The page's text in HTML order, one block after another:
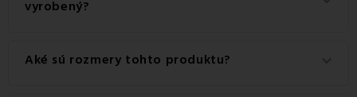
g/m2.
vyrobený?
Tento produkt je vyrobený z kvalitného materiálu: 100%
Aké sú rozmery tohto produktu?